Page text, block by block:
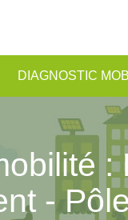
DIAGNOSTIC
:
-